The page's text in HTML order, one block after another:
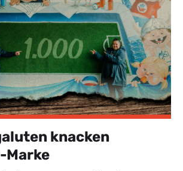
knacken
Marke